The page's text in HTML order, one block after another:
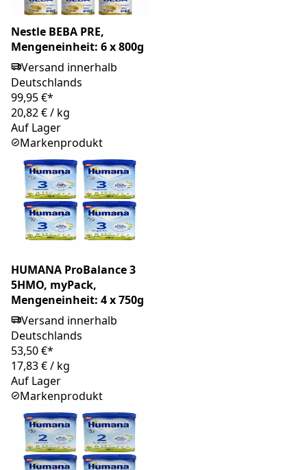
Nestle BEBA PRE,
Mengeneinheit: 6 x 800g
Versand innerhalb
Deutschlands
99,95 €*
20,82 €/ kg
Auf Lager
Markenprodukt
HUMANA ProBalance 3
5HMO, myPack,
Mengeneinheit: 4 x 750g
Versand innerhalb
Deutschlands
53,50 €*
17,83 €/ kg
Auf Lager
Markenprodukt